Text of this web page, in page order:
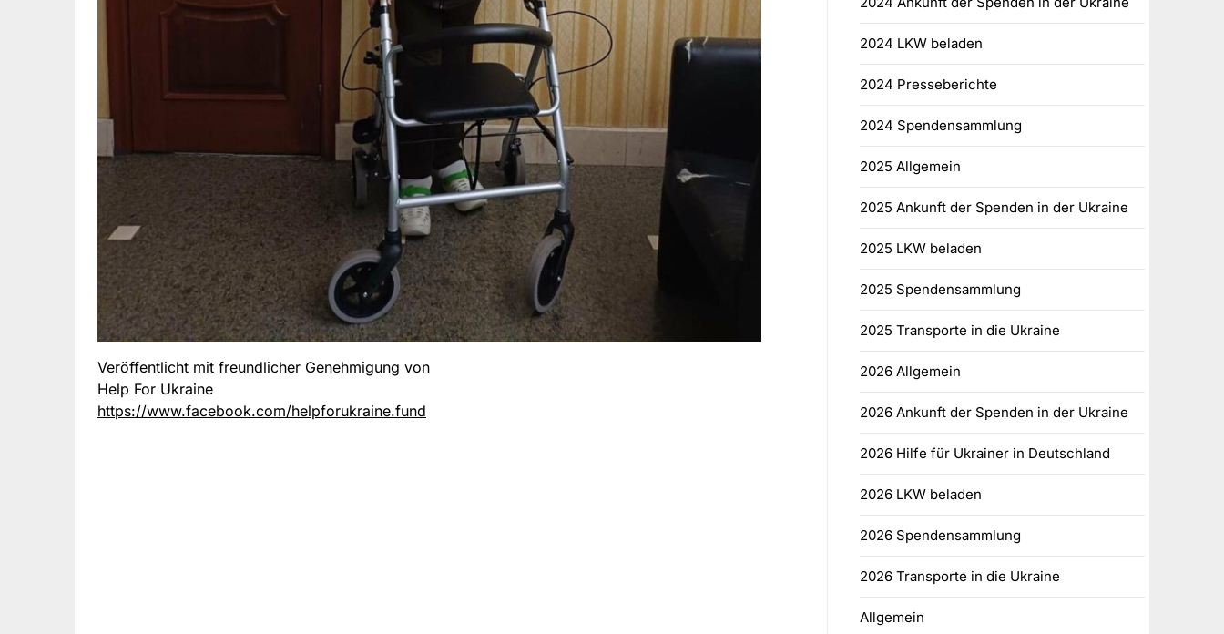
Veröffentlicht mit freundlicher Genehmigung von
Help For Ukraine
https://www.facebook.com/helpforukraine.fund
2024 LKW beladen
2024 Presseberichte
2024 Spendensammlung
2025 Allgemein
2025 Ankunft der Spenden in der Ukraine
2025 LKW beladen
2025 Spendensammlung
2025 Transporte in die Ukraine
2026 Allgemein
2026 Ankunft der Spenden in der Ukraine
2026 Hilfe für Ukrainer in Deutschland
2026 LKW beladen
2026 Spendensammlung
2026 Transporte in die Ukraine
Allgemein